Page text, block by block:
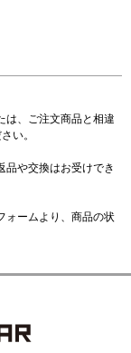
は、ご注文商品と相違
い。
品や交換はお受けでき
ォーム より、商品の状